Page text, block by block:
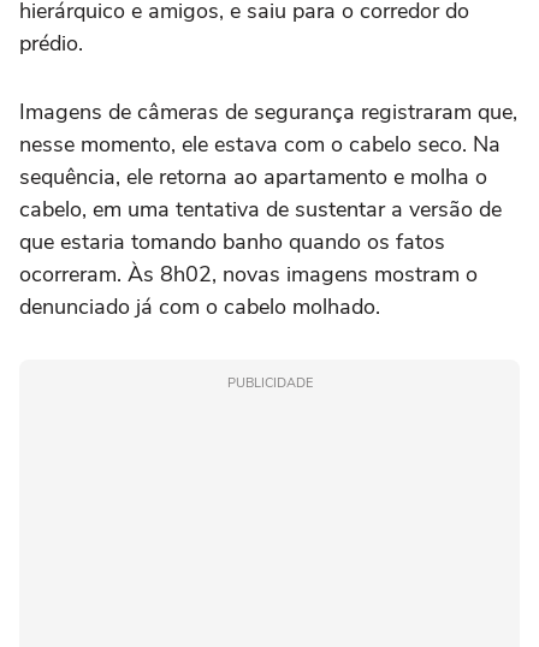
hierárquico e amigos, e saiu para o corredor do
prédio.
Imagens de câmeras de segurança registraram que,
nesse momento, ele estava com o cabelo seco. Na
sequência, ele retorna ao apartamento e molha o
cabelo, em uma tentativa de sustentar a versão de
que estaria tomando banho quando os fatos
ocorreram. Às 8h02, novas imagens mostram o
denunciado já com o cabelo molhado.
PUBLICIDADE